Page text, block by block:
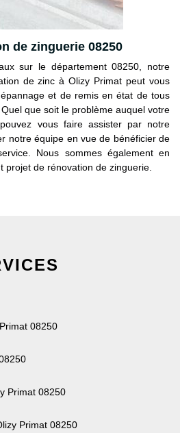
de zinguerie 08250
sur le département 08250, notre
de zinc à Olizy Primat peut vous
et de remis en état de tous
que soit le problème auquel votre
vous faire assister par notre
notre équipe en vue de bénéficier de
Nous sommes également en
projet de rénovation de zinguerie.
08250
Primat 08250
Primat 08250